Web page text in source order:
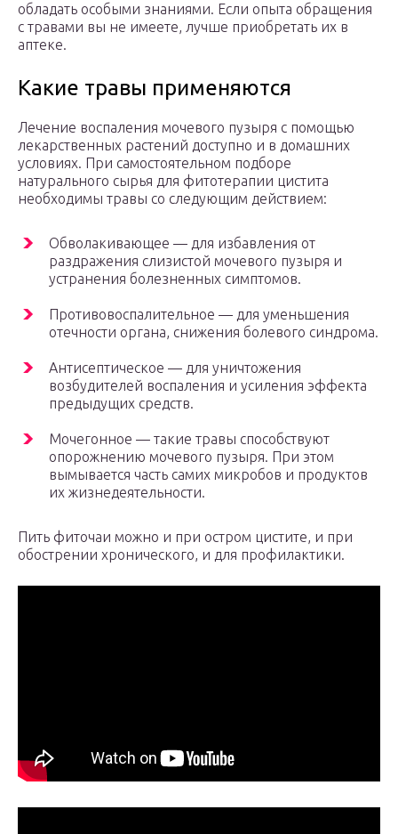
обладать особыми знаниями. Если опыта обращения
с травами вы не имеете, лучше приобретать их в
аптеке.
Какие травы применяются
Лечение воспаления мочевого пузыря с помощью
лекарственных растений доступно и в домашних
условиях. При самостоятельном подборе
натурального сырья для фитотерапии цистита
необходимы травы со следующим действием:
Обволакивающее — для избавления от
раздражения слизистой мочевого пузыря и
устранения болезненных симптомов.
Противовоспалительное — для уменьшения
отечности органа, снижения болевого синдрома.
Антисептическое — для уничтожения
возбудителей воспаления и усиления эффекта
предыдущих средств.
Мочегонное — такие травы способствуют
опорожнению мочевого пузыря. При этом
вымывается часть самих микробов и продуктов
их жизнедеятельности.
Пить фиточаи можно и при остром цистите, и при
обострении хронического, и для профилактики.